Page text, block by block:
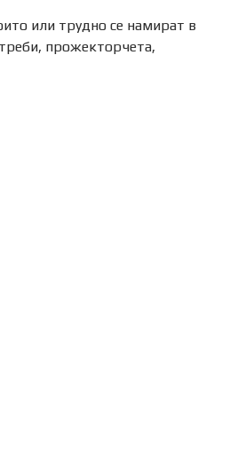
или трудно се намират в
прожекторчета,